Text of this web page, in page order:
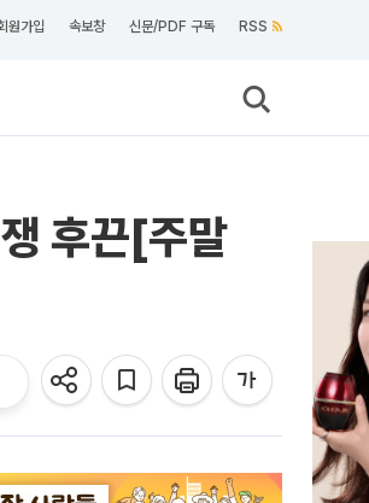
원가입 속보창 신문/PDF 구독 RSS
후끈[주말